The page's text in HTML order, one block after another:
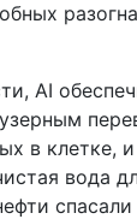
AI
в клетке,
вода